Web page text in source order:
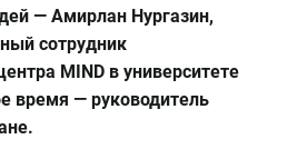
— Амирлан Нургазин,
сотрудник
MIND в университете
время — руководитель